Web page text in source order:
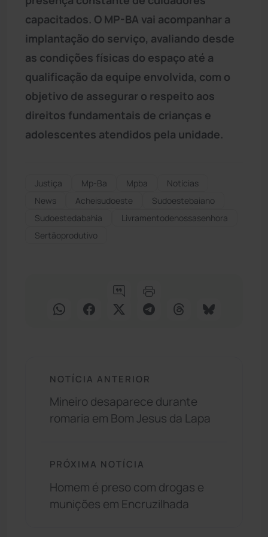
capacitados. O MP-BA vai acompanhar a
implantação do serviço, avaliando desde
as condições físicas do espaço até a
qualificação da equipe envolvida, com o
objetivo de assegurar o respeito aos
direitos fundamentais de crianças e
adolescentes atendidos pela unidade.
Justiça Mp-Ba Mpba
Notícias
News
Acheisudoeste
Sudoestebaiano
Sudoestedabahia
Livramentodenossasenhora
Sertãoprodutivo
NOTÍCIA ANTERIOR
Mineiro desaparece durante
romaria em Bom Jesus da Lapa
PRÓXIMA NOTÍCIA
Homem é preso com drogas e
munições em Encruzilhada